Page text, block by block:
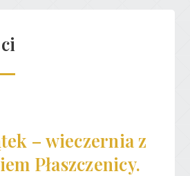
– wieczernia z
Płaszczenicy.